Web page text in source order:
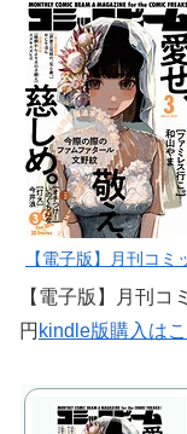
【電子版】月刊コ
【電子版】月刊
円 kindle版購入は